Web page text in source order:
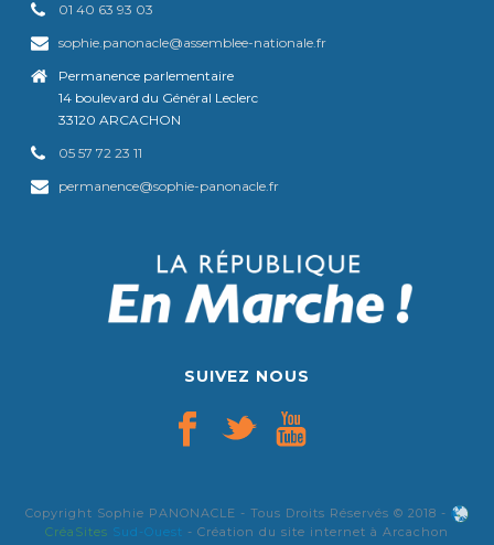
01 40 63 93 03
sophie.panonacle@assemblee-nationale.fr
Permanence parlementaire
14 boulevard du Général Leclerc
33120 ARCACHON
05 57 72 23 11
permanence@sophie-panonacle.fr
SUIVEZ NOUS
Copyright Sophie PANONACLE - Tous Droits Réservés © 2018 -
CréaSites Sud-Ouest - Création du site internet à Arcachon